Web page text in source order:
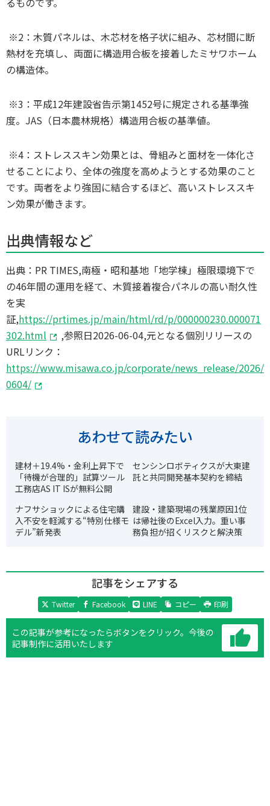
※2：木質パネルは、木芯材を格子状に組み、芯材間に断
熱材を充填し、両面に構造用合板を接着したミサワホーム
の構造体。
※3：平成12年建設省告示第1452号に規定される基準強
度。JAS（日本農林規格）構造用合板の基準値。
※4：ストレススキン効果とは、骨組みと面材を一体化さ
せることにより、全体の強度を高めようとする効果のこと
です。両者をより強固に結合するほど、高いストレススキ
ン効果が働きます。
出典情報など
出典：PR TIMES,南極・昭和基地「地学棟」極限環境下で
の46年間の運用を経て、木質接着複合パネルの高い耐久性
を実
証,https://prtimes.jp/main/html/rd/p/000000230.000071
302.html
,参照日2026-06-04,元となる個別リリースの
URLリンク：
https://www.misawa.co.jp/corporate/news_release/2026/
0604/
あわせて読みたい
建材＋19.4%・金利上昇下で
「待機が合理的」試算ツール
工務店AS IT ISが無料公開
センシンロボティクスが大東建
託と共同開発基本契約を締結
ナフサショックによる住宅購
入不安を軽減する“特別仕様モ
デル”新発表
建設・建築現場の残業原因1位
は帰社後のExcel入力。重い事
務負担が招くリスクと解決策
記事をシェアする
Twitter Facebook LINE コピー 印刷
この記事が参考になったらボタンをクリック。 今後の
記事制作に活用いたします